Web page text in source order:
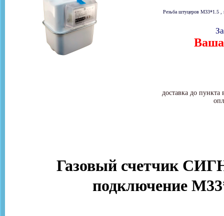
Резьба штуцеров М33*1.5 ,
Ваша
доставка до
Газовый счетчик
подключение